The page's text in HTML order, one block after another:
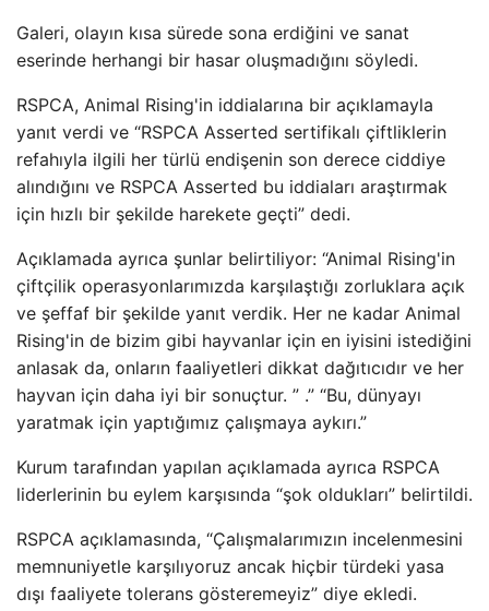
Galeri, olayın kısa sürede sona erdiğini ve sanat
eserinde herhangi bir hasar oluşmadığını söyledi.
RSPCA, Animal Rising'in iddialarına bir açıklamayla
yanıt verdi ve “RSPCA Asserted sertifikalı çiftliklerin
refahıyla ilgili her türlü endişenin son derece ciddiye
alındığını ve RSPCA Asserted bu iddiaları araştırmak
için hızlı bir şekilde harekete geçti” dedi.
Açıklamada ayrıca şunlar belirtiliyor: “Animal Rising'in
çiftçilik operasyonlarımızda karşılaştığı zorluklara açık
ve şeffaf bir şekilde yanıt verdik. Her ne kadar Animal
Rising'in de bizim gibi hayvanlar için en iyisini istediğini
anlasak da, onların faaliyetleri dikkat dağıtıcıdır ve her
hayvan için daha iyi bir sonuçtur. ” .” “Bu, dünyayı
yaratmak için yaptığımız çalışmaya aykırı.”
Kurum tarafından yapılan açıklamada ayrıca RSPCA
liderlerinin bu eylem karşısında “şok oldukları” belirtildi.
RSPCA açıklamasında, “Çalışmalarımızın incelenmesini
memnuniyetle karşılıyoruz ancak hiçbir türdeki yasa
dışı faaliyete tolerans gösteremeyiz” diye ekledi.